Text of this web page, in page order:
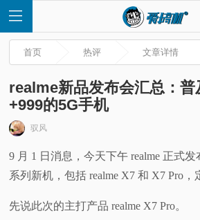
首
页
首页 热评 文章详情
realme新品发布会汇总：普
+999的5G手机
驭风
9 月 1 日消息，今天下午 realme 正式
系列新机，包括 realme X7 和 X7 Pro，
先说此次的主打产品 realme X7 Pro。